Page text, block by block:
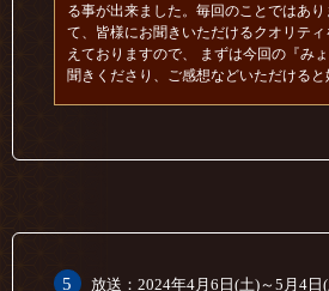
る事が出来ました。毎回のことではあ
て、皆様にお聞きいただけるクオリテ
えておりますので、 まずは今回の『み
聞きくださり、ご感想などいただけると
5 放送：2024年4月6日(土)～5月4